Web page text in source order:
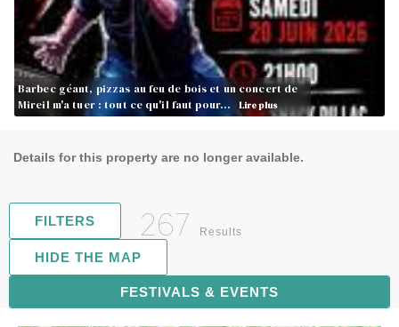
Barbec géant, pizzas au feu de bois et un concert de
Mireil m'a tuer : tout ce qu'il faut pour…
Lire plus
Details for this property are no longer available.
FILTERS 267 Results
FESTIVALS & EVENTS
HIDE THE MAP
68